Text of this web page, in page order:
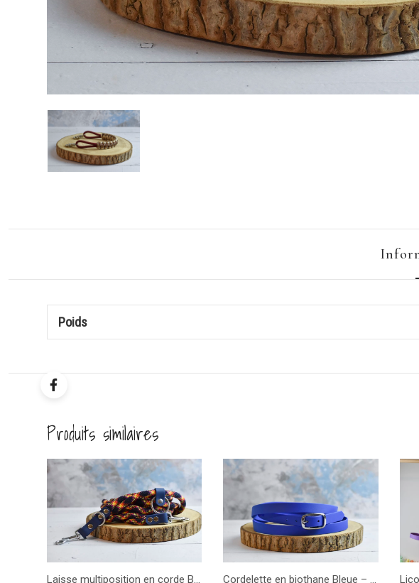
Poids
Produits similaires